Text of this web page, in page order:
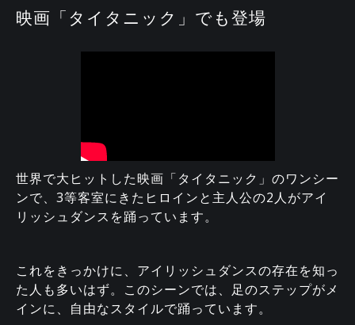
映画「タイタニック」でも登場
世界で大ヒットした映画「タイタニック」のワンシー
ンで、3等客室にきたヒロインと主人公の2人がアイ
リッシュダンスを踊っています。
これをきっかけに、アイリッシュダンスの存在を知っ
た人も多いはず。このシーンでは、足のステップがメ
インに、自由なスタイルで踊っています。